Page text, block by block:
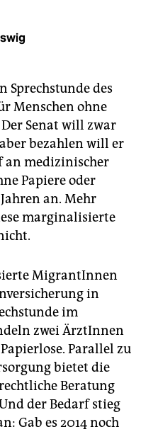
des
Menschen ohne
Senat will zwar
bezahlen will er
an medizinischer
Papiere oder
an. Mehr
marginalisierte
MigrantInnen
in
im
zwei ÄrztInnen
Parallel zu
bietet die
Beratung
der Bedarf stieg
Gab es 2014 noch